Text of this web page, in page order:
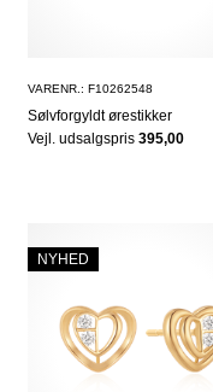
VARENR.: F10262548
Sølvforgyldt ørestikker
Vejl. udsalgspris 395,00
NYHED